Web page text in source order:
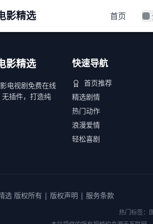
影精选 首页
影精选
电视剧免费在线
插件，打造纯
快速导航
首页推荐
精选剧情
热门动作
浪漫爱情
轻松喜剧
选 版权所有 | 版权声明 | 服务条款
热门标签：